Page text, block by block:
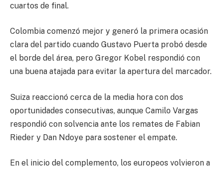
cuartos de final.
Colombia comenzó mejor y generó la primera ocasión
clara del partido cuando Gustavo Puerta probó desde
el borde del área, pero Gregor Kobel respondió con
una buena atajada para evitar la apertura del marcador.
Suiza reaccionó cerca de la media hora con dos
oportunidades consecutivas, aunque Camilo Vargas
respondió con solvencia ante los remates de Fabian
Rieder y Dan Ndoye para sostener el empate.
En el inicio del complemento, los europeos volvieron a